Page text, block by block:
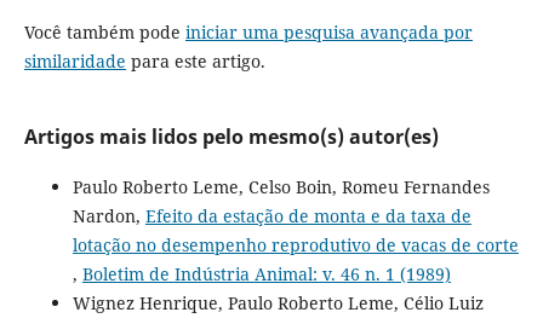
Você também pode iniciar uma pesquisa avançada por
similaridade para este artigo.
Artigos mais lidos pelo mesmo(s) autor(es)
Paulo Roberto Leme, Celso Boin, Romeu Fernandes
Nardon, Efeito da estação de monta e da taxa de
lotação no desempenho reprodutivo de vacas de corte
, Boletim de Indústria Animal: v. 46 n. 1 (1989)
Wignez Henrique, Paulo Roberto Leme, Célio Luiz